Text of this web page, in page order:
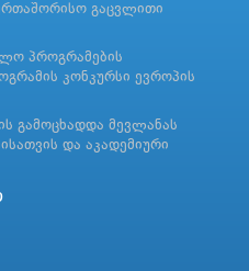
გაცვლითი
პროგრამების
კონკურსი ევროპის
გამოცხადდა მევლანას
და აკადემიური